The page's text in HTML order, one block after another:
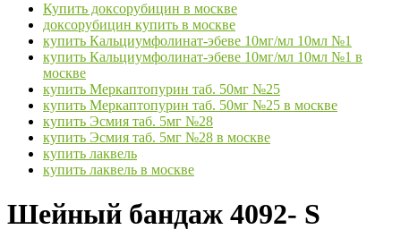
Купить доксорубицин в москве
доксорубицин купить в москве
купить Кальциумфолинат-эбеве 10мг/мл 10мл №1
купить Кальциумфолинат-эбеве 10мг/мл 10мл №1 в
москве
купить Меркаптопурин таб. 50мг №25
купить Меркаптопурин таб. 50мг №25 в москве
купить Эсмия таб. 5мг №28
купить Эсмия таб. 5мг №28 в москве
купить лаквель
купить лаквель в москве
Шейный бандаж 4092- S